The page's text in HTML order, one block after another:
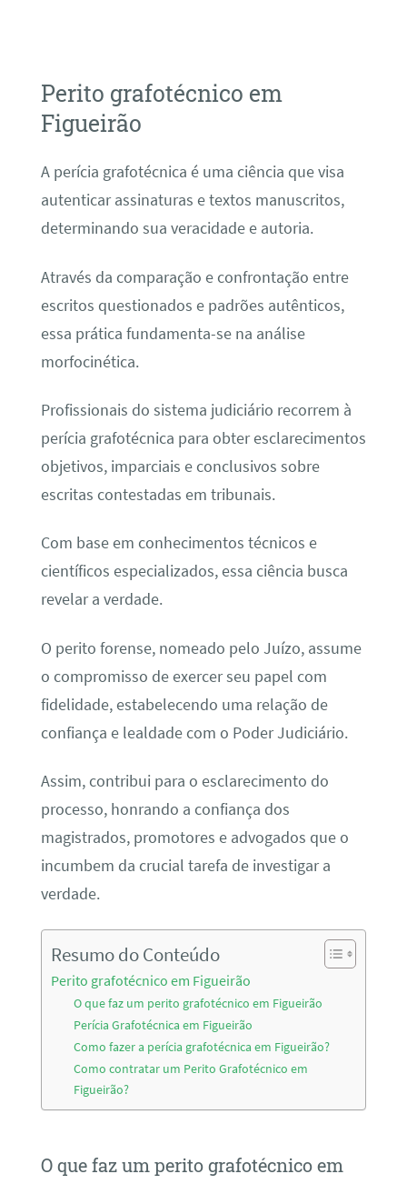
Perito grafotécnico em
Figueirão
A perícia grafotécnica é uma ciência que visa
autenticar assinaturas e textos manuscritos,
determinando sua veracidade e autoria.
Através da comparação e confrontação entre
escritos questionados e padrões autênticos,
essa prática fundamenta-se na análise
morfocinética.
Profissionais do sistema judiciário recorrem à
perícia grafotécnica para obter esclarecimentos
objetivos, imparciais e conclusivos sobre
escritas contestadas em tribunais.
Com base em conhecimentos técnicos e
científicos especializados, essa ciência busca
revelar a verdade.
O perito forense, nomeado pelo Juízo, assume
o compromisso de exercer seu papel com
fidelidade, estabelecendo uma relação de
confiança e lealdade com o Poder Judiciário.
Assim, contribui para o esclarecimento do
processo, honrando a confiança dos
magistrados, promotores e advogados que o
incumbem da crucial tarefa de investigar a
verdade.
Resumo do Conteúdo
Perito grafotécnico em Figueirão
O que faz um perito grafotécnico em Figueirão
Perícia Grafotécnica em Figueirão
Como fazer a perícia grafotécnica em Figueirão?
Como contratar um Perito Grafotécnico em
Figueirão?
O que faz um perito grafotécnico em